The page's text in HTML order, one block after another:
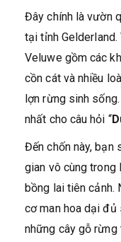
Đây chính là vườn
tại tỉnh
Veluwe gồm các
cồn cát và nhiều
lợn rừng sinh
nhất cho câu hỏi “
Đến chốn này, bạn
gian vô cùng trong
bồng lai tiên cảnh.
cơ man hoa dại đủ
những cây gỗ